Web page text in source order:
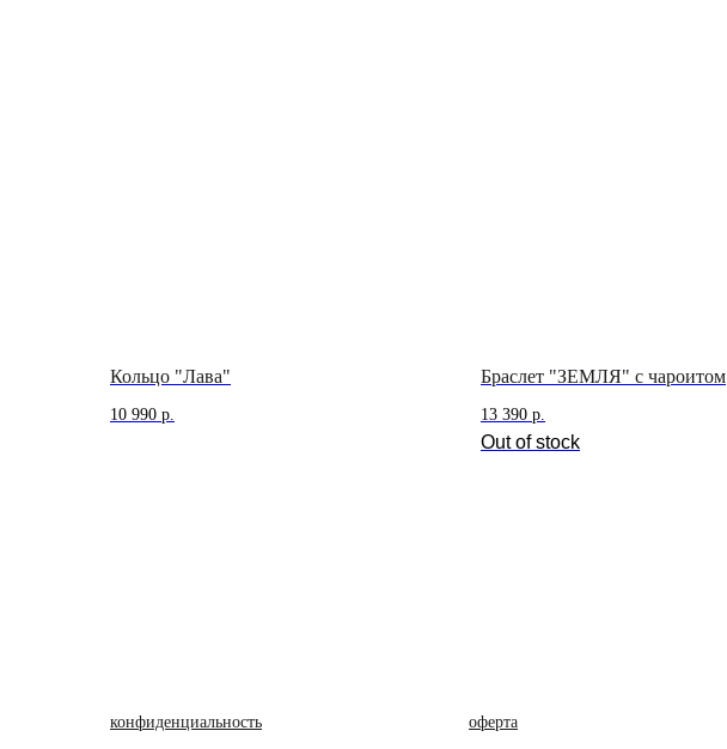
Кольцо "Лава"
10 990 р.
Браслет "ЗЕМЛЯ" с чароитом
13 390 р.
Out of stock
конфиденциальность
oферта